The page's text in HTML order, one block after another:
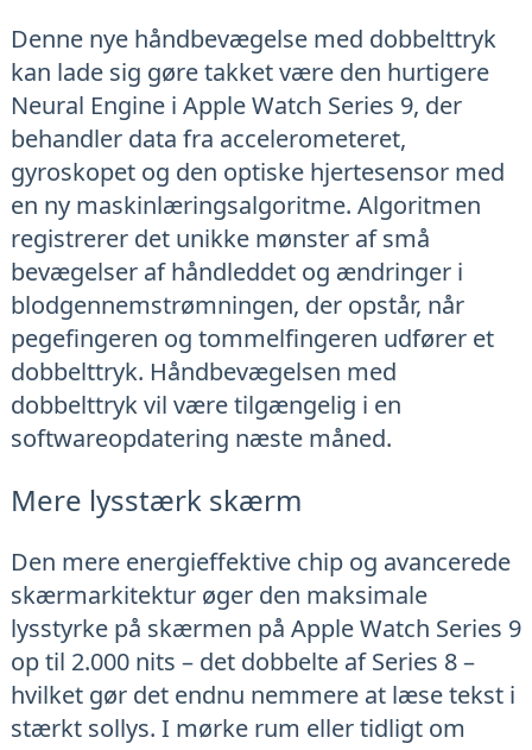
Denne nye håndbevægelse med dobbelttryk
kan lade sig gøre takket være den hurtigere
Neural Engine i Apple Watch Series 9, der
behandler data fra accelerometeret,
gyroskopet og den optiske hjertesensor med
en ny maskinlæringsalgoritme. Algoritmen
registrerer det unikke mønster af små
bevægelser af håndleddet og ændringer i
blodgennemstrømningen, der opstår, når
pegefingeren og tommelfingeren udfører et
dobbelttryk. Håndbevægelsen med
dobbelttryk vil være tilgængelig i en
softwareopdatering næste måned.
Mere lysstærk skærm
Den mere energieffektive chip og avancerede
skærmarkitektur øger den maksimale
lysstyrke på skærmen på Apple Watch Series 9
op til 2.000 nits – det dobbelte af Series 8 –
hvilket gør det endnu nemmere at læse tekst i
stærkt sollys. I mørke rum eller tidligt om